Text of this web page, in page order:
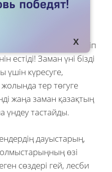
туылып, бөленіп
естіді! Заман үні бізді
үшін күресуге,
тер төгуге
жаңа заман қазақтың
үндеу тастайды.
дауыстарың,
өзі
сөздері гей, леcби